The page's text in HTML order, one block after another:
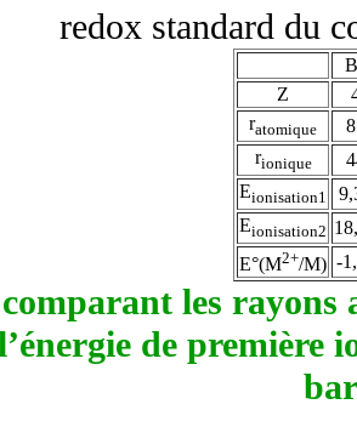
redox standard du
Z
ratomique
rionique
Eionisation1
Eionisation2
E°(M2+/M) -
les rayons
de première